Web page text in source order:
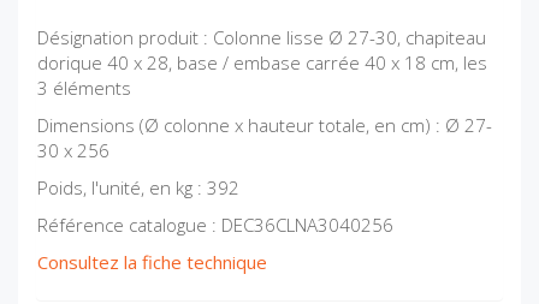
Désignation produit : Colonne lisse Ø 27-30, chapiteau
dorique 40 x 28, base / embase carrée 40 x 18 cm, les
3 éléments
Dimensions (Ø colonne x hauteur totale, en cm) : Ø 27-
30 x 256
Poids, l'unité, en kg : 392
Référence catalogue : DEC36CLNA3040256
Consultez la fiche technique